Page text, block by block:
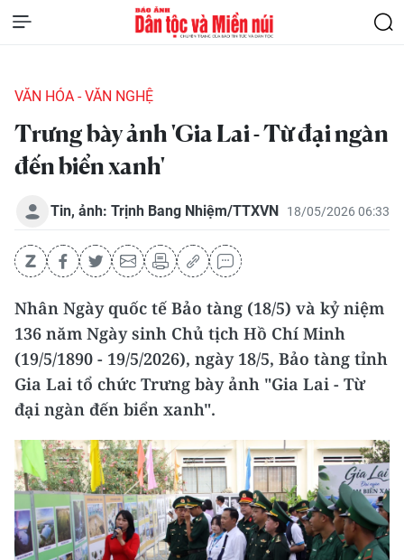
VĂN HÓA - VĂN NGHỆ
Trưng bày ảnh 'Gia Lai - Từ đại ngàn
đến biển xanh'
Tin, ảnh: Trịnh Bang Nhiệm/TTXVN 18/05/2026 06:33
Nhân Ngày quốc tế Bảo tàng (18/5) và kỷ niệm
136 năm Ngày sinh Chủ tịch Hồ Chí Minh
(19/5/1890 - 19/5/2026), ngày 18/5, Bảo tàng tỉnh
Gia Lai tổ chức Trưng bày ảnh "Gia Lai - Từ
đại ngàn đến biển xanh".